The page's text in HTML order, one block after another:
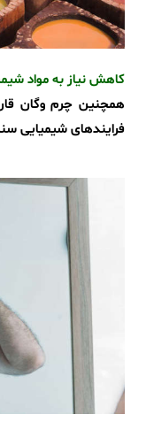
کاهش نیاز به مواد
همچنین چرم وگان
فرایندهای شیمیایی